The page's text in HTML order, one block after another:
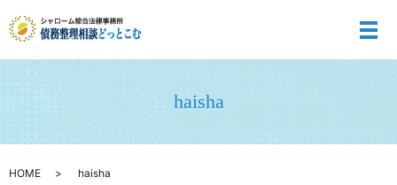
メ
haisha
HOME haisha